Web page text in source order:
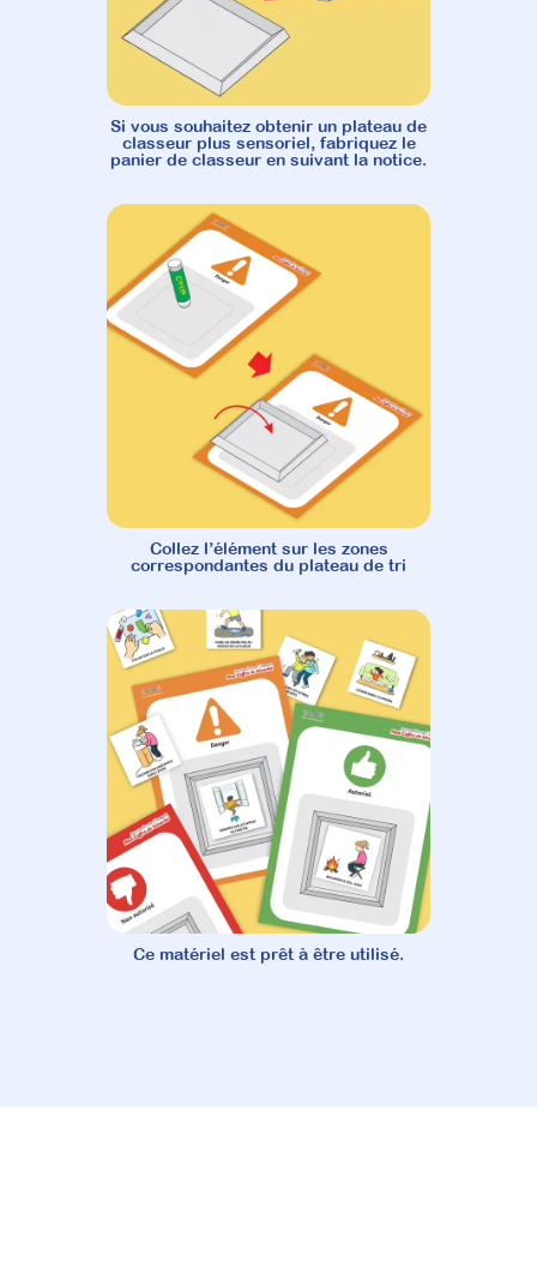
Si vous souhaitez obtenir un plateau de
classeur plus sensoriel, fabriquez le
panier de classeur en suivant la notice.
Collez l’élément sur les zones
correspondantes du plateau de tri
Ce matériel est prêt à être utilisé.